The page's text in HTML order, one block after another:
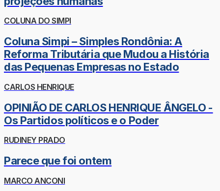
COLUNA DO SIMPI
Coluna Simpi – Simples Rondônia: A
Reforma Tributária que Mudou a História
das Pequenas Empresas no Estado
CARLOS HENRIQUE
OPINIÃO DE CARLOS HENRIQUE ÂNGELO -
Os Partidos políticos e o Poder
RUDINEY PRADO
Parece que foi ontem
MARCO ANCONI